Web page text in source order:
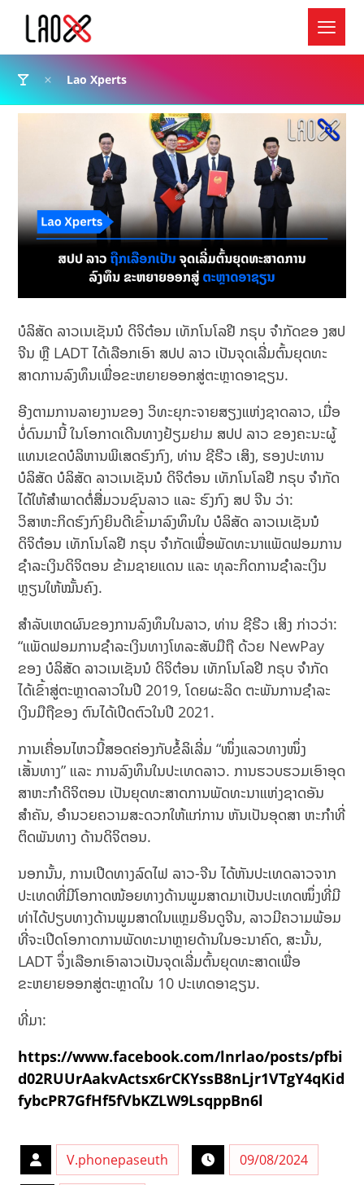
Lao Xperts
ບໍລິສັດ ລາວເນເຊັນນໍ ດິຈິຕ໋ອນ ເທັກໂນໂລຢີ ກຣຸບ ຈໍາກັດຂອ ງສປ
ຈີນ ຫຼື LADT ໄດ້ເລືອກເອົາ ສປປ ລາວ ເປັນ​ຈຸດ​ເລີ່​ມຕົ້ນ​ຍຸດ​ທະ​
ສາດການລົງທຶນ​ເພື່ອ​ຂະຫຍາຍ​ອອກ​ສູ່​ຕະຫຼາດ​​ອາ​ຊຽນ.
ອີງຕາມການລາຍງານຂອງ ວິທະຍຸກະຈາຍສຽງແຫ່ງຊາດລາວ, ເມື່ອ
ບໍ່ດົນມານີ້ ໃນໂອກາດເດີນທາງ​​ຢ້ຽມຢາມ ສປປ ລາວ ຂອງຄະນະ​ຜູ້​
ແທນ​ເຂດ​ບໍລິຫານ​ພິ​ເສດ​ຮົງ​ກົງ, ທ່ານ ຊີຣີວ ເສິງ, ຮອງປະທານ
ບໍລິສັດ ​ບໍລິສັດ ລາວເນເຊັນນໍ ດິຈິຕ໋ອນ ເທັກໂນໂລຢີ ກຣຸບ ຈໍາກັດ
ໄດ້ໃຫ້ສໍາພາດຕໍ່ສື່ມວນຊົນລາວ ແລະ ຮົງກົງ ສປ ຈີນ ວ່າ:
ວິສາຫະກິດຮົງກົງຍິນດີເຂົ້າມາລົງທຶນໃນ ບໍລິສັດ ລາວເນເຊັນນໍ
ດິຈິຕ໋ອນ ເທັກໂນໂລຢີ ກຣຸບ ຈໍາກັດເພື່ອພັດທະນາແພັດຟອມການ
ຊຳລະເງິນດິຈິຕອນ ຂ້າມຊາຍແດນ ແລະ ທຸລະກິດການຊຳລະເງິນ
ຫຼຽນໃຫ້ໝັ້ນຄົງ.
ສຳລັບເຫດຜົນຂອງການລົງທຶນໃນລາວ, ທ່ານ ຊີຣີວ ເສິງ ກ່າວວ່າ:
“ແພັດຟອມການຊຳລະເງິນທາງໂທລະສັບມືຖື ດ້ວຍ NewPay
ຂອງ ​ບໍລິສັດ ລາວເນເຊັນນໍ ດິຈິຕ໋ອນ ເທັກໂນໂລຢີ ກຣຸບ ຈໍາກັດ
ໄດ້ເຂົ້າສູ່ຕະຫຼາດລາວໃນປີ 2019, ໂດຍຜະລິດ ຕະພັນການຊຳລະ
ເງິນມືຖືຂອງ ຕົນໄດ້ເປີດຕົວໃນປີ 2021.
ການເຄື່ອນໄຫວນີ້ສອດຄ່ອງກັບຂໍ້ລິເລີ່ມ “ໜຶ່ງ​ແລວ​ທາງ​ໜຶ່ງ​
ເສັ້ນທາງ” ແລະ ການລົງທຶນໃນປະເທດລາວ. ການຮວບຮວມເອົາອຸດ
ສາຫະກຳດິຈິຕອນ ເປັນຍຸດທະສາດການພັດທະນາແຫ່ງຊາດອັນ
ສຳຄັນ, ອຳນວຍຄວາມສະດວກໃຫ້ແກ່ການ ຫັນເປັນອຸດສາ ຫະກຳທີ່
ຕິດພັນທາງ ດ້ານດິຈິຕອນ.
ນອກນັ້ນ, ການເປີດທາງລົດໄຟ ລາວ-ຈີນ ໄດ້ຫັນປະເທດລາວຈາກ
ປະເທດທີ່ມີໂອກາດໜ້ອຍທາງດ້ານພູມສາດມາເປັນປະເທດໜຶ່ງທີ່ມີ
ທ່າໄດ້ປຽບທາງດ້ານພູມສາດໃນແຫຼມ​ອິນ​ດູ​ຈີນ, ລາວ​ມີ​ຄວາມ​ພ້ອມ​
ທີ່​ຈະ​ເປີດ​ໂອກາດ​ການ​ພັດທະນາ​ຫຼາຍດ້ານ​ໃນ​ອະນາຄົດ, ສະ​ນັ້ນ,
LADT ຈຶ່ງ​ເລືອກ​ເອົາ​ລາວ​ເປັນ​ຈຸດ​ເລີ່​ມຕົ້ນ​ຍຸດ​ທະ​ສາດ​ເພື່ອ​
ຂະຫຍາຍ​ອອກ​ສູ່​ຕະຫຼາດ​ໃນ 10 ປະ​ເທດ​ອາ​ຊຽນ.
ທີ່ມາ:
https://www.facebook.com/lnrlao/posts/pfbi
d02RUUrAakvActsx6rCKYssB8nLjr1VTgY4qKid
fybcPR7GfHf5fVbKZLW9LsqppBn6l
V.phonepaseuth 09/08/2024